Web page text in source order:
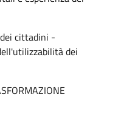
cittadini -
dei